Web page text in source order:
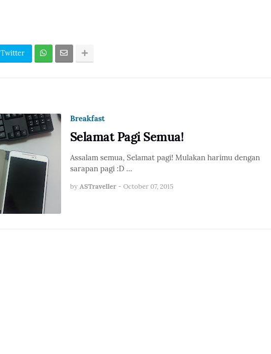
Twitter
Breakfast
Selamat Pagi Semua!
Assalam semua, Selamat pagi! Mulakan harimu dengan
sarapan pagi :D …
by ASTraveller - October 07, 2015